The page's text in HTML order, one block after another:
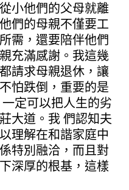
小他們的父母就離
們的母親不僅要工
需，還要陪伴他們
充滿感謝。我這幾
請求母親退休，讓
怕跌倒，重要的是
定可以把人生的劣
大道。我 們認知夫
理解在和諧家庭中
特別融洽，而且對
深厚的根基，這樣